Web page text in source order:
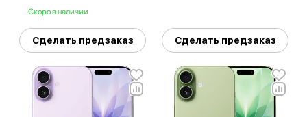
Скоро в наличии
Сделать предзаказ Сделать предзаказ